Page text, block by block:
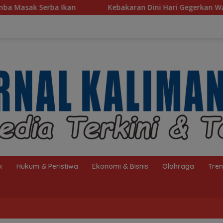
Kebakaran Dini Hari Gegerkan Warga Kelayan B, Dua
Hukum & Peristiwa Ekonomi & Bisnis Olahraga